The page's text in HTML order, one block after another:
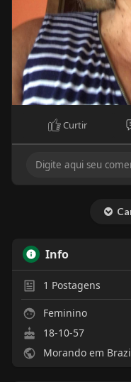
Curtir
Info
1 Postagens
Feminino
18-10-57
Morando em